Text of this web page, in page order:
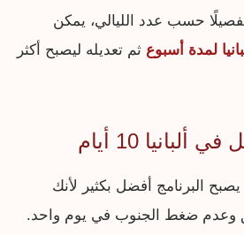
حسب عدد الليالي، يمكن
لمدة أسبوع ثم تعديله ليصبح أكثر
10 أيام
لديك 10 أيام، يصبح البرنامج أفضل بكثير لأنك
وعدم ضغط الجنوب في يوم واحد.